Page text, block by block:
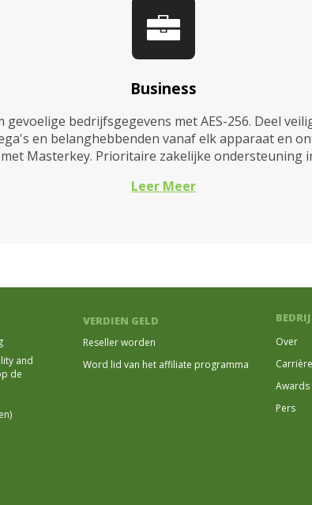
Business
gevoelige bedrijfsgegevens met AES-256. Deel
en belanghebbenden vanaf elk apparaat en
Masterkey. Prioritaire zakelijke ondersteuning
Leer Meer
and
de
VERDIEN GELD
Reseller worden
Word lid van het affiliate programma
Over
Carrière
Awards
Pers